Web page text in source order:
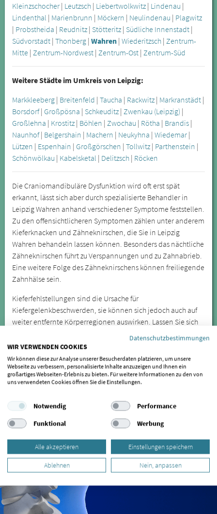
Kleinzschocher | Leutzsch | Liebertwolkwitz | Lindenau |
Lindenthal | Marienbrunn | Möckern | Neulindenau | Plagwitz
| Probstheida | Reudnitz | Stötteritz | Südliche Innenstadt |
Südvorstadt | Thonberg | Wahren | Wiederitzsch | Zentrum-
Mitte | Zentrum-Nordwest | Zentrum-Ost | Zentrum-Süd
Weitere Städte im Umkreis von Leipzig:
Markkleeberg | Breitenfeld | Taucha | Rackwitz | Markranstädt |
Borsdorf| Großpösna | Schkeuditz | Zwenkau (Leipzig) |
Großlehna | Krostitz | Böhlen | Zwochau | Rötha | Brandis |
Naunhof| Belgershain | Machern | Neukyhna | Wiedemar |
Lützen | Espenhain | Großgörschen | Tollwitz | Parthenstein |
Schönwölkau | Kabelsketal | Delitzsch | Röcken
Die Craniomandibuläre Dysfunktion wird oft erst spät
erkannt, lässt sich aber durch spezialisierte Behandler in
Leipzig Wahren anhand verschiedener Symptome feststellen.
Zu den offensichtlicheren Symptomen zählen unter anderem
Kieferknacken und Zähneknirschen, die Sie in Leipzig
Wahren behandeln lassen können. Besonders das nächtliche
Zähneknirschen führt zu Verspannungen und zu Zahnabrieb.
Eine weitere Folge des Zähneknirschens können freiliegende
Zahnhälse sein.
Kieferfehlstellungen sind die Ursache für
Kiefergelenkbeschwerden, sie können sich jedoch auch auf
weiter entfernte Körperregionen auswirken. Lassen Sie sich
daher bei wiederkehrenden oder anhaltenden Symptomen
von einem Spezialisten für CMD untersuchen.
Datenschutzbestimmungen
WIR VERWENDEN COOKIES
Wir können diese zur Analyse unserer Besucherdaten platzieren, um unsere
Webseite zu verbessern, personalisierte Inhalte anzuzeigen und Ihnen ein
großartiges Webseiten-Erlebnis zu bieten. Für weitere Informationen zu den von
uns verwendeten Cookies öffnen Sie die Einstellungen.
Notwendig
Performance
Funktional
Werbung
Alle akzeptieren Einstellungen speichern
Ablehnen Nein, anpassen